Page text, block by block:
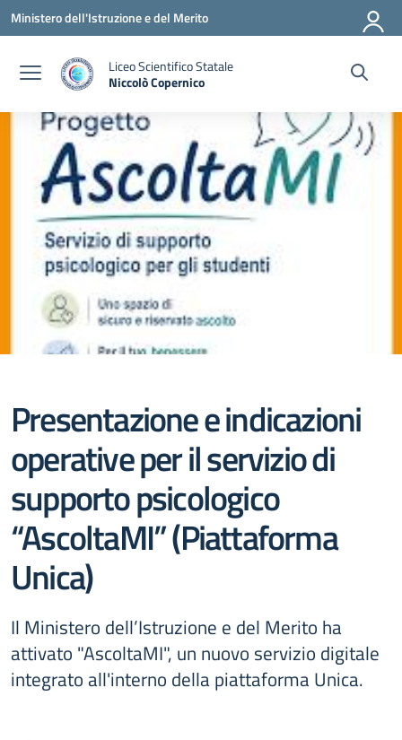
Vai ai contenuti
Vai al menu di navigazione
Vai al footer
Ministero dell'Istruzione e del Merito
Liceo Scientifico Statale
Niccolò Copernico
Presentazione e indicazioni
operative per il servizio di
supporto psicologico
“AscoltaMI” (Piattaforma
Unica)
Il Ministero dell’Istruzione e del Merito ha
attivato "AscoltaMI", un nuovo servizio digitale
integrato all'interno della piattaforma Unica.